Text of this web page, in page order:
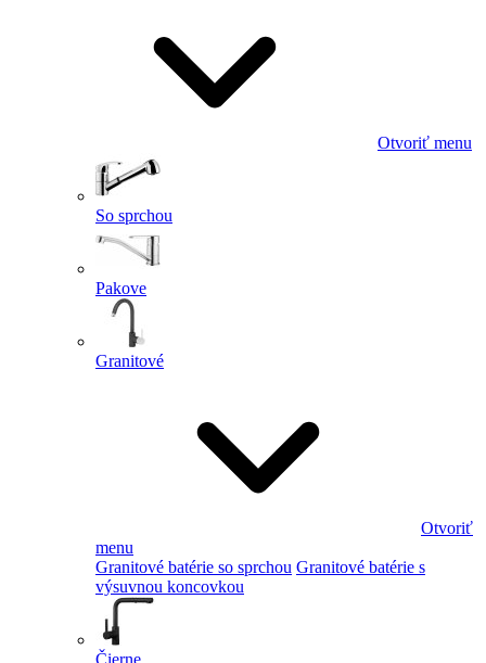
Otvoriť menu
So sprchou
Pakove
Granitové
Otvoriť
menu
Granitové batérie so sprchou Granitové batérie s
výsuvnou koncovkou
Čierne